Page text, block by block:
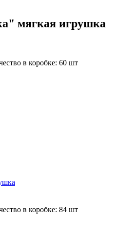
мягкая игрушка
в коробке: 60 шт
в коробке: 84 шт